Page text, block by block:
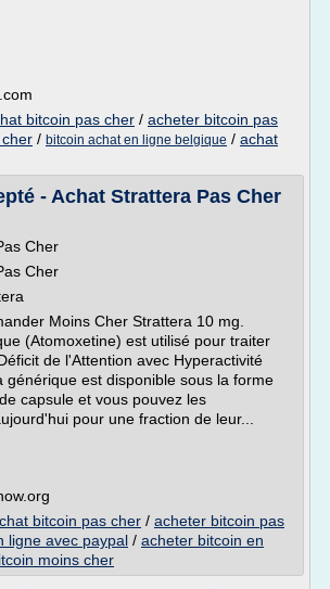
bitcoin pas cher / acheter bitcoin pas
/ bitcoin achat en ligne belgique / achat
- Achat Strattera Pas Cher
Cher
Cher
Moins Cher Strattera 10 mg.
(Atomoxetine) est utilisé pour traiter
de l'Attention avec Hyperactivité
générique est disponible sous la forme
capsule et vous pouvez les
pour une fraction de leur...
bitcoin pas cher / acheter bitcoin pas
ligne avec paypal / acheter bitcoin en
moins cher